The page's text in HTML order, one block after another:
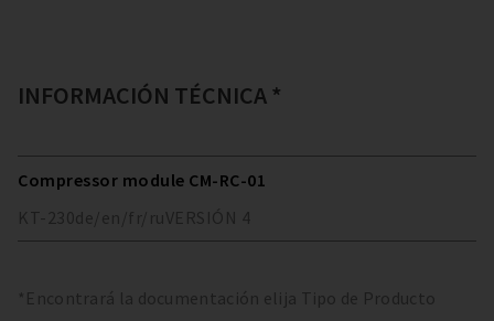
INFORMACIÓN TÉCNICA *
Compressor module CM-RC-01
KT-230de/en/fr/ruVERSIÓN 4
*Encontrará la documentación elija Tipo de Producto